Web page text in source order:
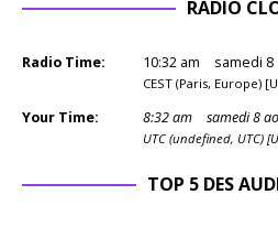
RADIO
Radio Time: 10:32 am samedi 8
CEST (Paris, Europe)
Your Time: 8:32am samedi 8
UTC (undefined, UTC)
TOP 5 DES